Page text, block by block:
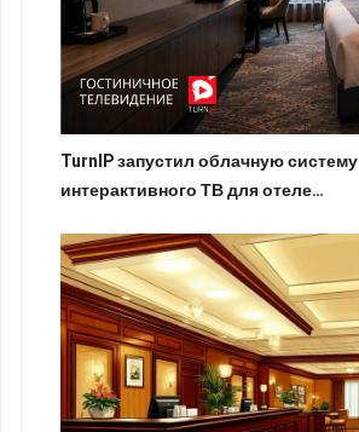
TurnIP запустил облачную систему
интерактивного ТВ для отеле…